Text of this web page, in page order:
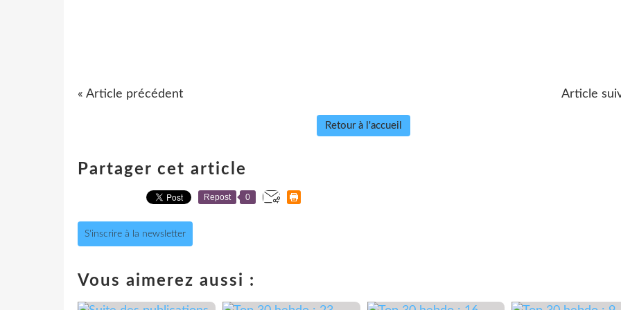
« Article précédent Article
Retour à l'accueil
Partager cet article
Repost 0
S'inscrire à la newsletter
Vous aimerez aussi :